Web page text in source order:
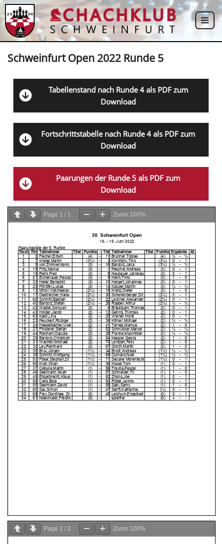
Zum
Inhalt
Schweinfurt Open 2022 Runde 5
Tabellenstand nach Runde 4 als PDF zum
Download
Fortschrittstabelle nach Runde 4 als PDF zum
Download
Paarungen der Runde 5 als PDF zum
Download
Page 1 / 1 Zoom 100%
Page 1 / 2 Zoom 100%